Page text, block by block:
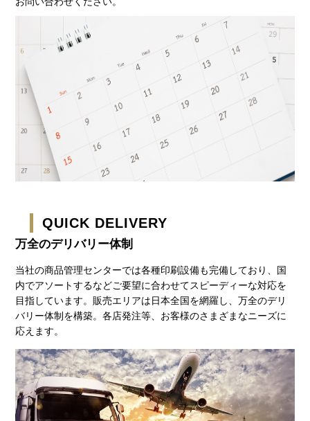
QUICK DELIVERY
万全のデリバリー体制
当社の商品管理センターでは各種印刷設備も完備しており、国
内でアソートするなどご要望に合わせてスピーディーな対応を
目指しています。販売エリアは日本全国を網羅し、万全のデリ
バリー体制を構築。各店発注等、お客様のさまざまなニーズに
応えます。